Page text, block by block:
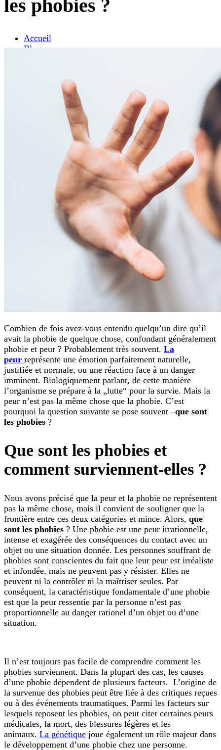
les phobies ?
Accueil
Blog
– Que sont les phobies ?
Combien de fois avez-vous entendu quelqu’un dire qu’il
avait la phobie de quelque chose, confondant généralement
phobie et peur ? Probablement très souvent. La
peur représente une émotion parfaitement naturelle,
justifiée et normale, ou une réaction face à un danger
imminent. Biologiquement parlant, de cette manière
l’organisme se prépare à la „lutte“ pour la survie. Mais la
peur n’est pas la même chose que la phobie. C’est
pourquoi la question suivante se pose souvent –que sont
les phobies ?
Que sont les phobies et
comment surviennent-elles ?
Nous avons précisé que la peur et la phobie ne représentent
pas la même chose, mais il convient de souligner que la
frontière entre ces deux catégories et mince. Alors, que
sont les phobies ? Une phobie est une peur irrationnelle,
intense et exagérée des conséquences du contact avec un
objet ou une situation donnée. Les personnes souffrant de
phobies sont conscientes du fait que leur peur est irréaliste
et infondée, mais ne peuvent pas y résister. Elles ne
peuvent ni la contrôler ni la maîtriser seules. Par
conséquent, la caractéristique fondamentale d’une phobie
est que la peur ressentie par la personne n’est pas
proportionnelle au danger rationel d’un objet ou d’une
situation.
Il n’est toujours pas facile de comprendre comment les
phobies surviennent. Dans la plupart des cas, les causes
d’une phobie dépendent de plusieurs facteurs. L’origine de
la survenue des phobies peut être liée à des critiques reçues
ou à des événements traumatiques. Parmi les facteurs sur
lesquels reposent les phobies, on peut citer certaines peurs
médicales, la mort, des blessures légères et les
animaux. La génétique joue également un rôle majeur dans
le développement d’une phobie chez une personne.